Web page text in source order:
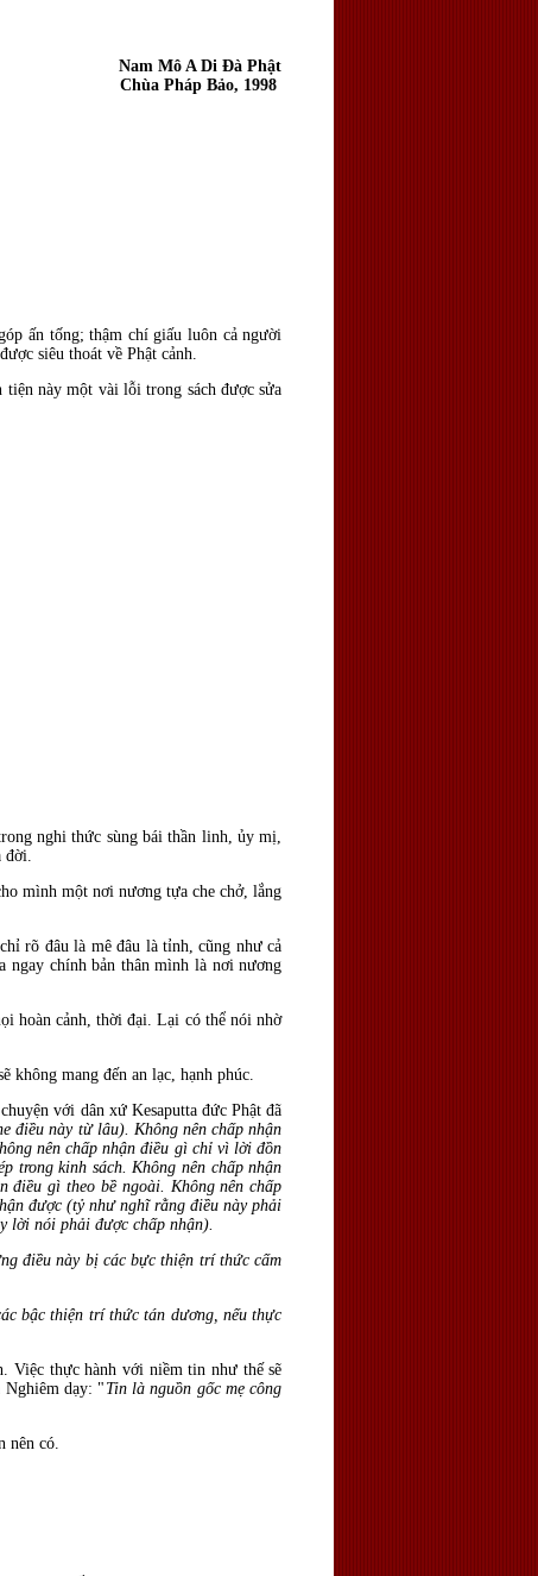
Nam Mô A Di Đà Phật
Chùa Pháp Bảo, 1998
ấn tống; thậm chí giấu luôn cả người
siêu thoát về Phật cảnh.
này một vài lỗi trong sách được sửa
nghi thức sùng bái thần linh, ủy mị,
đời.
mình một nơi nương tựa che chở, lắng
rõ đâu là mê đâu là tỉnh, cũng như cả
ngay chính bản thân mình là nơi nương
hoàn cảnh, thời đại. Lại có thể nói nhờ
không mang đến an lạc, hạnh phúc.
với dân xứ Kesaputta đức Phật đã
điều này từ lâu). Không nên chấp nhận
nên chấp nhận điều gì chỉ vì lời đồn
trong kinh sách. Không nên chấp nhận
điều gì theo bề ngoài. Không nên chấp
được (tỷ như nghĩ rằng điều này phải
lời nói phải được chấp nhận).
điều này bị các bực thiện trí thức cấm
bậc thiện trí thức tán dương, nếu thực
Việc thực hành với niềm tin như thế sẽ
Nghiêm dạy: " Tin là nguồn gốc mẹ công
nên có.